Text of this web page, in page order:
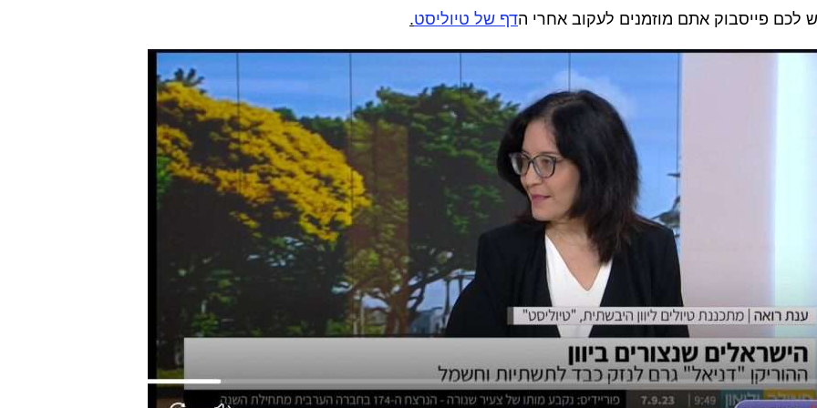
לכם פייסבוק אתם מוזמנים לעקוב אחרי הדף של טיוליסט.